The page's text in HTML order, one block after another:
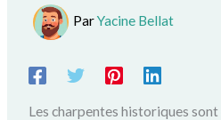
ParYacine Bellat
Les charpentes historiques